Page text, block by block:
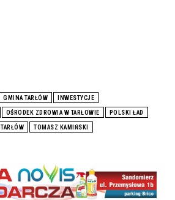
GMINA TARŁÓW INWESTYCJE
OŚRODEK ZDROWIA W TARŁOWIE POLSKI ŁAD
TARŁÓW TOMASZ KAMIŃSKI